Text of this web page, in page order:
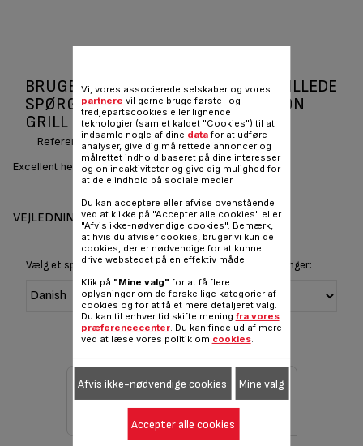
BRUGERVEJLEDNINGER OG OFTE STILLEDE
SPØRGSMÅL JAMIE OLIVER CAST IRON
GRILL FRYPAN 25X25 CM E2139155
Reference :E2139155
Excellent heat retention & robust
VEJLEDNINGER OG GARANTI
Vælg et sprog for at vise instruktioner og brugervejledninger:
Vi, vores associerede selskaber og vores
partnere vil gerne bruge første- og
tredjepartscookies eller lignende
teknologier (samlet kaldet "Cookies") til at
indsamle nogle af dine datafor at udføre
analyser, give dig målrettede annoncer og
målrettet indhold baseret på dine interesser
og onlineaktiviteter og give dig mulighed for
at dele indhold på sociale medier.
Du kan acceptere eller afvise ovenstående
ved at klikke på "Accepter alle cookies" eller
"Afvis ikke-nødvendige cookies". Bemærk,
at hvis du afviser cookies, bruger vi kun de
cookies, der er nødvendige for at kunne
drive webstedet på en effektiv måde.
Klik på "Mine valg" for at få flere
oplysninger om de forskellige kategorier af
cookies og for at få et mere detaljeret valg.
Du kan til enhver tid skifte mening fra vores
præferencecenter. Du kan finde ud af mere
ved at læse vores politik om cookies.
Afvis ikke-nødvendige cookies Mine valg
Accepter alle cookies